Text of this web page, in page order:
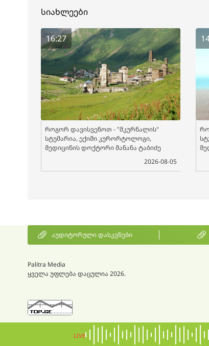
სიახლეები
16:27
როგორ დავისვენოთ - "მკურნალის"
სტუმარია, ექიმი კურორტოლოგი,
მედიცინის დოქტორი მანანა ტაბიძე
2026-08-05
აუდიტორული დასკვნები
Palitra Media
ყველა უფლება დაცულია 2026.
LIVE